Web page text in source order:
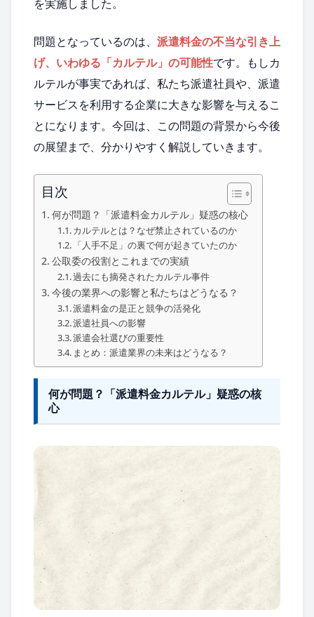
を実施しました。
問題となっているのは、 派遣料金の不当な引き上
げ、いわゆる「カルテル」の可能性です。もしカ
ルテルが事実であれば、私たち派遣社員や、派遣
サービスを利用する企業に大きな影響を与えるこ
とになります。今回は、この問題の背景から今後
の展望まで、分かりやすく解説していきます。
目次
何が問題？「派遣料金カルテル」疑惑の核心
カルテルとは？なぜ禁止されているのか
「人手不足」の裏で何が起きていたのか
公取委の役割とこれまでの実績
過去にも摘発されたカルテル事件
今後の業界への影響と私たちはどうなる？
派遣料金の是正と競争の活発化
派遣社員への影響
派遣会社選びの重要性
まとめ：派遣業界の未来はどうなる？
何が問題？「派遣料金カルテル」疑惑の核
心